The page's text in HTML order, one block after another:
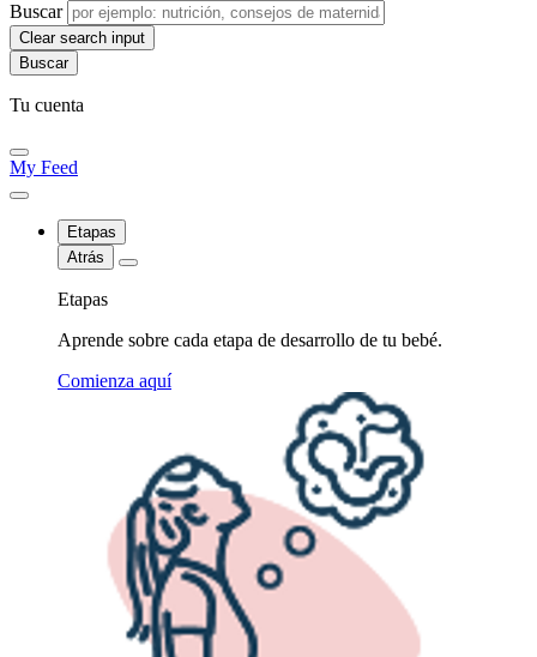
Buscar
Clear search input
Tu cuenta
My Feed
Etapas
Atrás
Etapas
Aprende sobre cada etapa de desarrollo de tu bebé.
Comienza aquí